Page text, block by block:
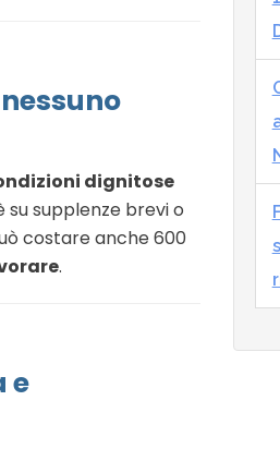
dignitose
supplenze brevi o
costare anche 600
.
e